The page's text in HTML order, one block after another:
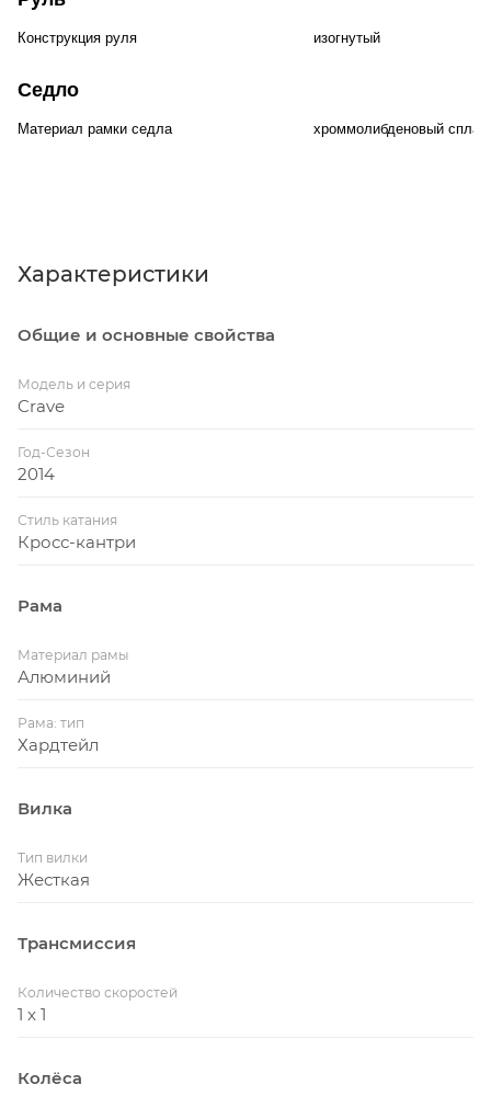
Конструкция руля изогнутый
Седло
Материал рамки седла хроммолибденовый сплав
Характеристики
Общие и основные свойства
Модель и серия
Crave
Год-Сезон
2014
Стиль катания
Кросс-кантри
Рама
Материал рамы
Алюминий
Рама: тип
Хардтейл
Вилка
Тип вилки
Жесткая
Трансмиссия
Количество скоростей
1 x 1
Колёса